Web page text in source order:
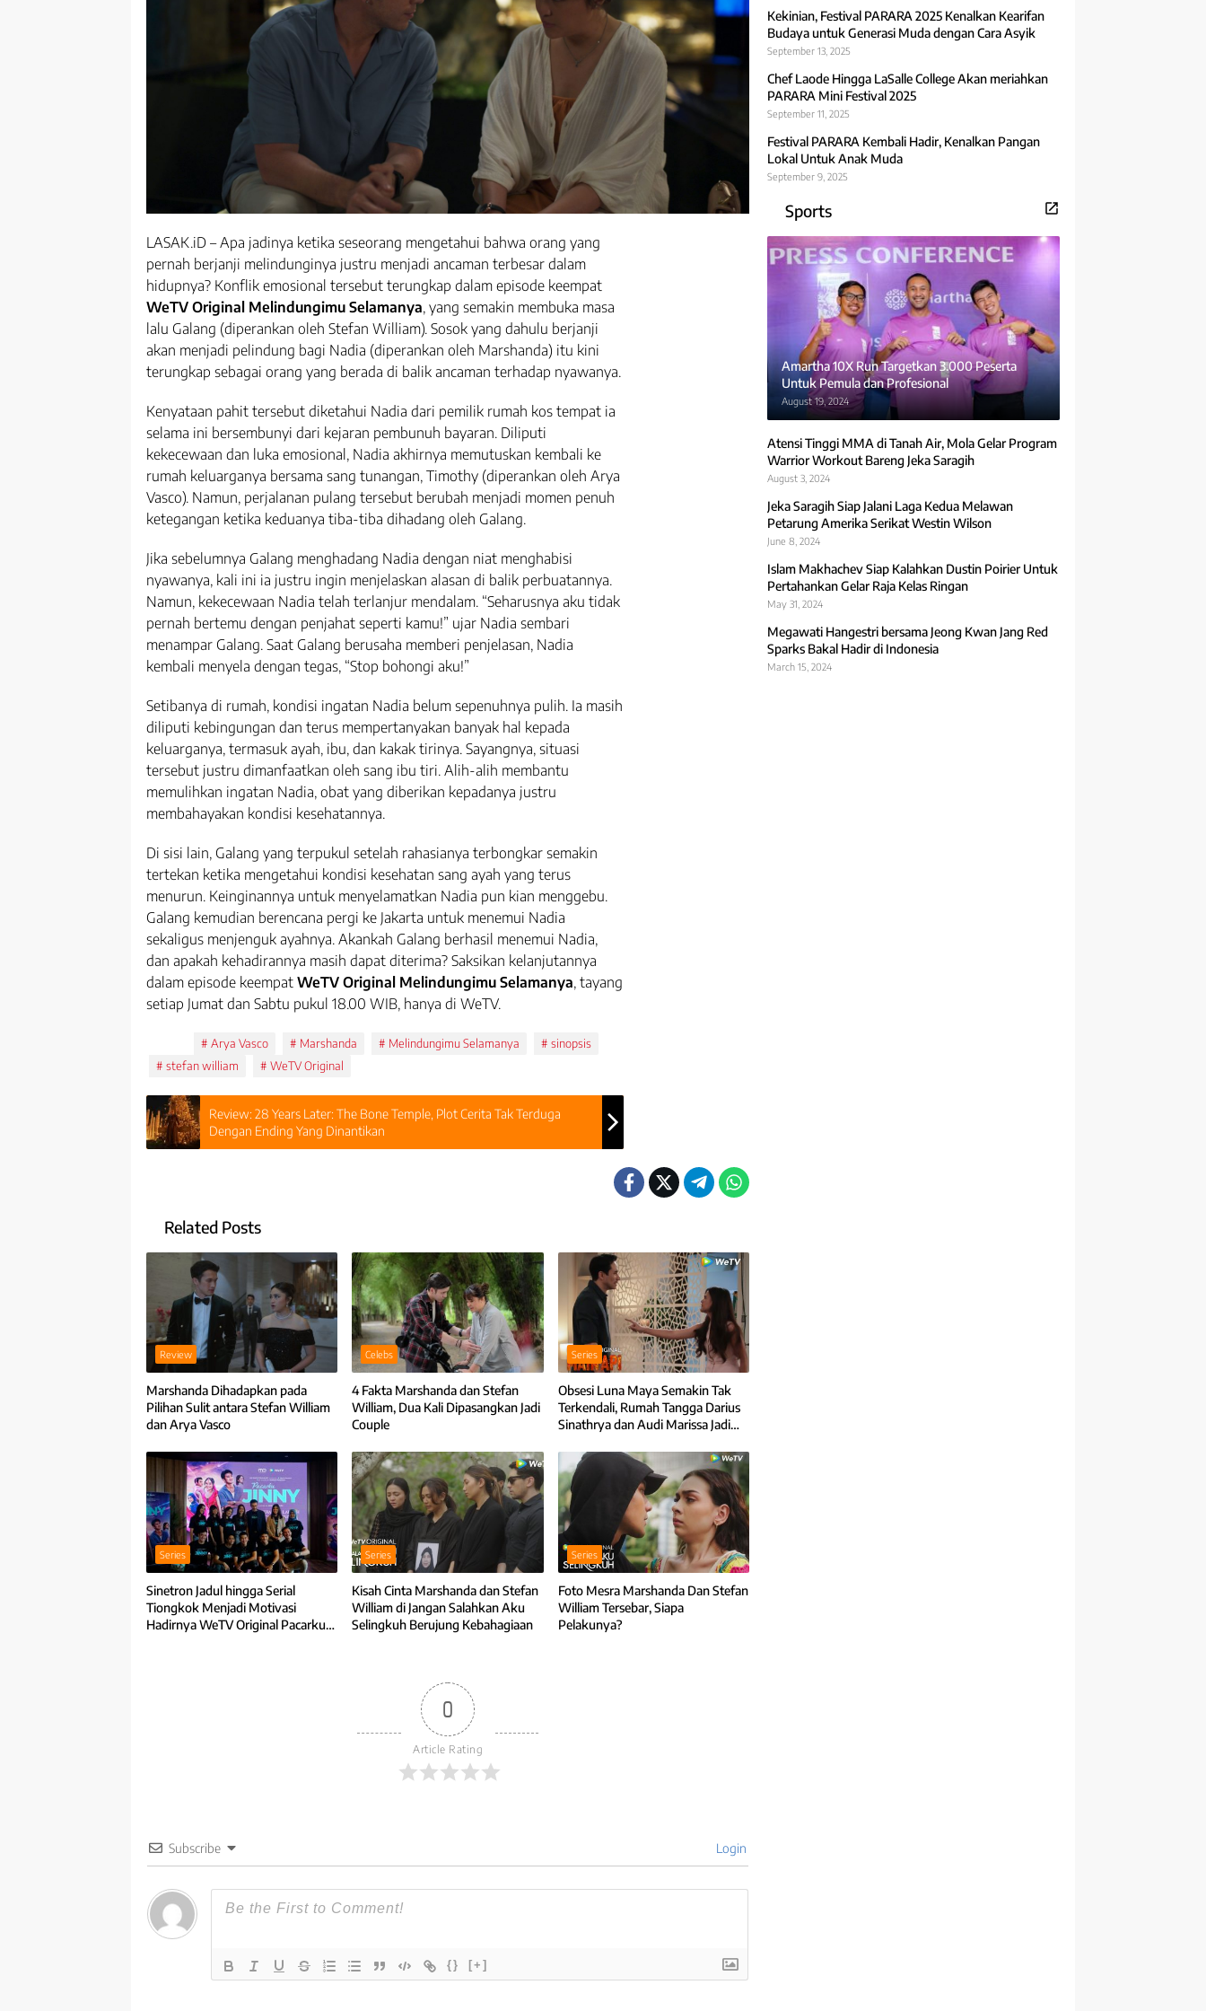
LASAK.iD – Apa jadinya ketika seseorang mengetahui bahwa orang yang
pernah berjanji melindunginya justru menjadi ancaman terbesar dalam
hidupnya? Konflik emosional tersebut terungkap dalam episode keempat
WeTV Original Melindungimu Selamanya, yang semakin membuka masa
lalu Galang (diperankan oleh Stefan William). Sosok yang dahulu berjanji
akan menjadi pelindung bagi Nadia (diperankan oleh Marshanda) itu kini
terungkap sebagai orang yang berada di balik ancaman terhadap nyawanya.
Kenyataan pahit tersebut diketahui Nadia dari pemilik rumah kos tempat ia
selama ini bersembunyi dari kejaran pembunuh bayaran. Diliputi
kekecewaan dan luka emosional, Nadia akhirnya memutuskan kembali ke
rumah keluarganya bersama sang tunangan, Timothy (diperankan oleh Arya
Vasco). Namun, perjalanan pulang tersebut berubah menjadi momen penuh
ketegangan ketika keduanya tiba-tiba dihadang oleh Galang.
Jika sebelumnya Galang menghadang Nadia dengan niat menghabisi
nyawanya, kali ini ia justru ingin menjelaskan alasan di balik perbuatannya.
Namun, kekecewaan Nadia telah terlanjur mendalam. “Seharusnya aku tidak
pernah bertemu dengan penjahat seperti kamu!” ujar Nadia sembari
menampar Galang. Saat Galang berusaha memberi penjelasan, Nadia
kembali menyela dengan tegas, “Stop bohongi aku!”
Setibanya di rumah, kondisi ingatan Nadia belum sepenuhnya pulih. Ia masih
diliputi kebingungan dan terus mempertanyakan banyak hal kepada
keluarganya, termasuk ayah, ibu, dan kakak tirinya. Sayangnya, situasi
tersebut justru dimanfaatkan oleh sang ibu tiri. Alih-alih membantu
memulihkan ingatan Nadia, obat yang diberikan kepadanya justru
membahayakan kondisi kesehatannya.
Di sisi lain, Galang yang terpukul setelah rahasianya terbongkar semakin
tertekan ketika mengetahui kondisi kesehatan sang ayah yang terus
menurun. Keinginannya untuk menyelamatkan Nadia pun kian menggebu.
Galang kemudian berencana pergi ke Jakarta untuk menemui Nadia
sekaligus menjenguk ayahnya. Akankah Galang berhasil menemui Nadia,
dan apakah kehadirannya masih dapat diterima? Saksikan kelanjutannya
dalam episode keempat WeTV Original Melindungimu Selamanya, tayang
setiap Jumat dan Sabtu pukul 18.00 WIB, hanya di WeTV.
Arya Vasco Marshanda Melindungimu Selamanya
sinopsis
stefan william
WeTV Original
Review: 28 Years Later: The Bone Temple, Plot Cerita Tak Terduga
Dengan Ending Yang Dinantikan
Related Posts
Review
Marshanda Dihadapkan pada
Pilihan Sulit antara Stefan William
dan Arya Vasco
Celebs
4 Fakta Marshanda dan Stefan
William, Dua Kali Dipasangkan Jadi
Couple
Series
Obsesi Luna Maya Semakin Tak
Terkendali, Rumah Tangga Darius
Sinathrya dan Audi Marissa Jadi
Series
Sinetron Jadul hingga Serial
Tiongkok Menjadi Motivasi
Hadirnya WeTV Original Pacarku
Series
Kisah Cinta Marshanda dan Stefan
William di Jangan Salahkan Aku
Selingkuh Berujung Kebahagiaan
Series
Foto Mesra Marshanda Dan Stefan
William Tersebar, Siapa
Pelakunya?
0
Article Rating
Subscribe Login
{} [+]
Kekinian, Festival PARARA 2025 Kenalkan Kearifan
Budaya untuk Generasi Muda dengan Cara Asyik
September 13, 2025
Chef Laode Hingga LaSalle College Akan meriahkan
PARARA Mini Festival 2025
September 11, 2025
Festival PARARA Kembali Hadir, Kenalkan Pangan
Lokal Untuk Anak Muda
September 9, 2025
Sports
Amartha 10X Run Targetkan 3.000 Peserta
Untuk Pemula dan Profesional
August 19, 2024
Atensi Tinggi MMA di Tanah Air, Mola Gelar Program
Warrior Workout Bareng Jeka Saragih
August 3, 2024
Jeka Saragih Siap Jalani Laga Kedua Melawan
Petarung Amerika Serikat Westin Wilson
June 8, 2024
Islam Makhachev Siap Kalahkan Dustin Poirier Untuk
Pertahankan Gelar Raja Kelas Ringan
May 31, 2024
Megawati Hangestri bersama Jeong Kwan Jang Red
Sparks Bakal Hadir di Indonesia
March 15, 2024